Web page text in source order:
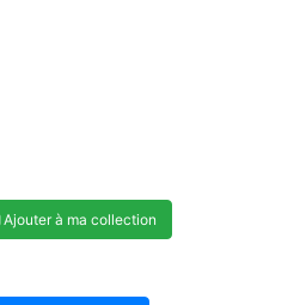
Ajouter à ma collection